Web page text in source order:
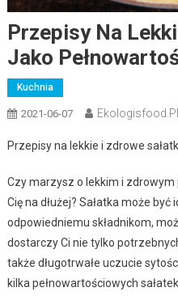
Przepisy Na
Jako
Kuchnia
2021-06-07 Ekologisfood.pl
Przepisy na lekkie i zdrowe
Czy marzysz o lekkim i zdrowym
Cię na dłużej? Sałatka może
odpowiedniemu składnikom,
dostarczy Ci nie tylko
także długotrwałe uczucie
kilka pełnowartościowych